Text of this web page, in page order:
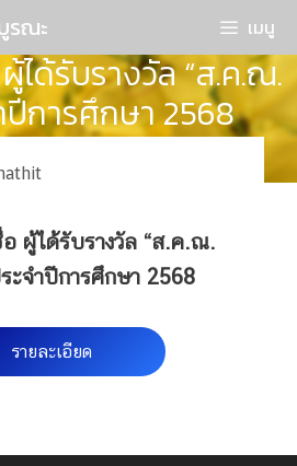
รณะ เมนู
ได้รับรางวัล “ส.ค.ณ.
การศึกษา 2568
ผู้ได้รับรางวัล “ส.ค.ณ.
ะจำปีการศึกษา 2568
รายละเอียด